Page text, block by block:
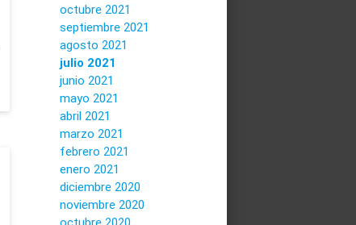
octubre 2021
septiembre 2021
agosto 2021
julio 2021
junio 2021
mayo 2021
abril 2021
marzo 2021
febrero 2021
enero 2021
diciembre 2020
noviembre 2020